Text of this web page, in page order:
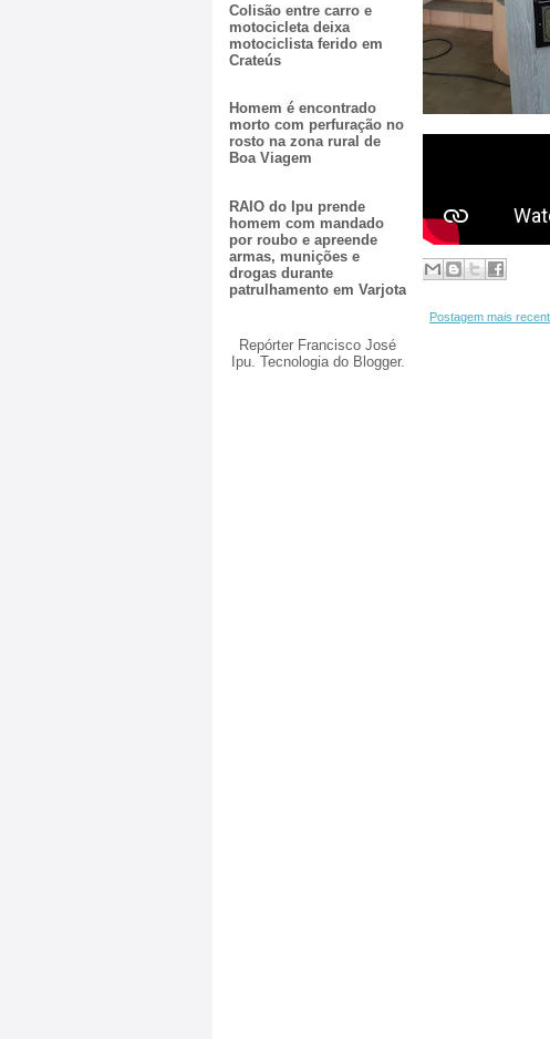
Colisão entre carro e
motocicleta deixa
motociclista ferido em
Crateús
Homem é encontrado
morto com perfuração no
rosto na zona rural de
Boa Viagem
RAIO do Ipu prende
homem com mandado
por roubo e apreende
armas, munições e
drogas durante
patrulhamento em Varjota
Repórter Francisco José
Ipu. Tecnologia do Blogger.
Postagem mais